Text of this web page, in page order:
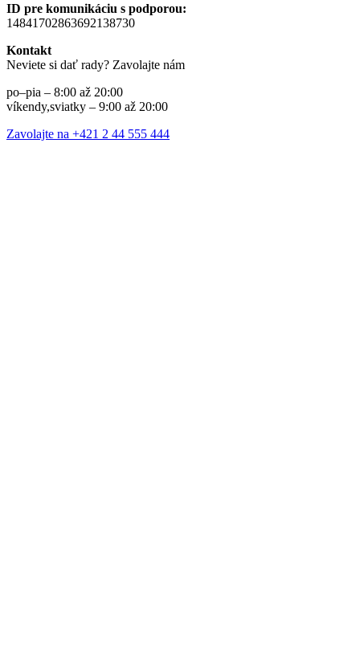
ID pre komunikáciu s podporou:
14841702863692138730
Kontakt
Neviete si dať rady? Zavolajte nám
po–pia – 8:00 až 20:00
víkendy,sviatky – 9:00 až 20:00
Zavolajte na +421 2 44 555 444